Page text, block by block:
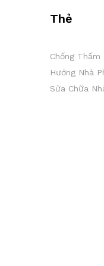
Thẻ
Chống Thấm
Hướng Nhà
Sửa Chữa